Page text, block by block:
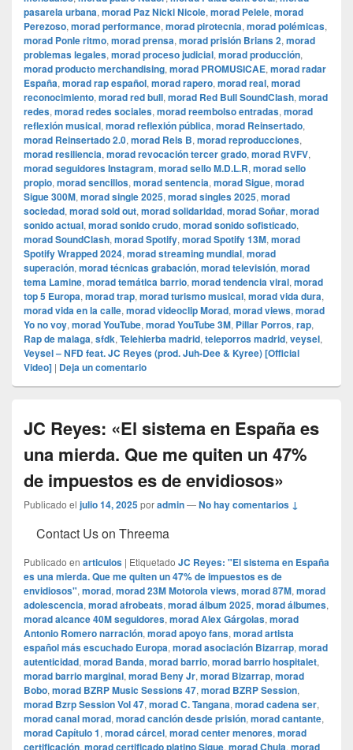
pasarela urbana, morad Paz Nicki Nicole, morad Pelele, morad
Perezoso, morad performance, morad pirotecnia, morad polémicas,
morad Ponle ritmo, morad prensa, morad prisión Brians 2, morad
problemas legales, morad proceso judicial, morad producción,
morad producto merchandising, morad PROMUSICAE, morad radar
España, morad rap español, morad rapero, morad real, morad
reconocimiento, morad red bull, morad Red Bull SoundClash, morad
redes, morad redes sociales, morad reembolso entradas, morad
reflexión musical, morad reflexión pública, morad Reinsertado,
morad Reinsertado 2.0, morad Rels B, morad reproducciones,
morad resiliencia, morad revocación tercer grado, morad RVFV,
morad seguidores Instagram, morad sello M.D.L.R, morad sello
propio, morad sencillos, morad sentencia, morad Sigue, morad
Sigue 300M, morad single 2025, morad singles 2025, morad
sociedad, morad sold out, morad solidaridad, morad Soñar, morad
sonido actual, morad sonido crudo, morad sonido sofisticado,
morad SoundClash, morad Spotify, morad Spotify 13M, morad
Spotify Wrapped 2024, morad streaming mundial, morad
superación, morad técnicas grabación, morad televisión, morad
tema Lamine, morad temática barrio, morad tendencia viral, morad
top 5 Europa, morad trap, morad turismo musical, morad vida dura,
morad vida en la calle, morad videocli‏p Morad, morad views, morad
Yo no voy, morad YouTube, morad YouTube 3M, Pillar Porros, rap,
Rap de malaga, sfdk, Telehierba madrid, teleporros madrid, veysel,
Veysel – NFD feat. JC Reyes (prod. Juh-Dee & Kyree) [Official
Video] | Deja un comentario
JC Reyes: «El sistema en España es
una mierda. Que me quiten un 47%
de impuestos es de envidiosos»
Publicado el julio 14, 2025poradmin—No hay comentarios ↓
Contact Us on Threema
Publicado en articulos | Etiquetado JC Reyes: "El sistema en España
es una mierda. Que me quiten un 47% de impuestos es de
envidiosos", morad, morad 23M Motorola views, morad 87M, morad
adolescencia, morad afrobeats, morad álbum 2025, morad álbumes,
morad alcance 40M seguidores, morad Alex Gárgolas, morad
Antonio Romero narración, morad apoyo fans, morad artista
español más escuchado Europa, morad asociación Bizarrap, morad
autenticidad, morad Banda, morad barrio, morad barrio hospitalet,
morad barrio marginal, morad Beny Jr, morad Bizarrap, morad
Bobo, morad BZRP Music Sessions 47, morad BZRP Session,
morad Bzrp Session Vol 47, morad C. Tangana, morad cadena ser,
morad canal morad, morad canción desde prisión, morad cantante,
morad Capítulo 1, morad cárcel, morad center menores, morad
certificación, morad certificado platino Sigue, morad Chula, morad